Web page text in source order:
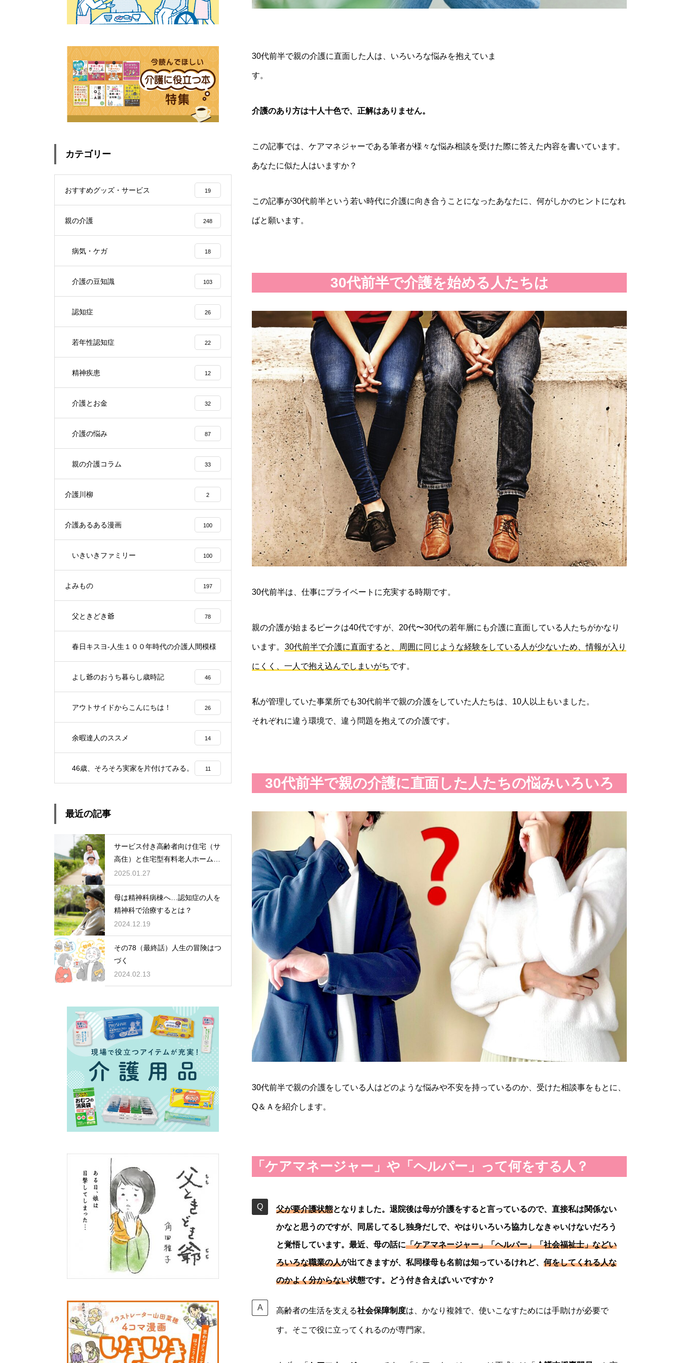
30代前半で親の介護に直面した人は、いろいろな悩みを抱えていま
す。
介護のあり方は十人十色で、正解はありません。
この記事では、ケアマネジャーである筆者が様々な悩み相談を受けた際に答えた内容を書いています。
あなたに似た人はいますか？
この記事が30代前半という若い時代に介護に向き合うことになったあなたに、何がしかのヒントになれ
ばと願います。
30代前半で介護を始める人たちは
30代前半は、仕事にプライベートに充実する時期です。
親の介護が始まるピークは40代ですが、20代〜30代の若年層にも介護に直面している人たちがかなり
います。 30代前半で介護に直面すると、周囲に同じような経験をしている人が少ないため、情報が入り
にくく、一人で抱え込んでしまいがち です。
私が管理していた事業所でも30代前半で親の介護をしていた人たちは、10人以上もいました。
それぞれに違う環境で、違う問題を抱えての介護です。
30代前半で親の介護に直面した人たちの悩みいろいろ
30代前半で親の介護をしている人はどのような悩みや不安を持っているのか、受けた相談事をもとに、
Q＆Ａを紹介します。
「ケアマネージャー」や「ヘルパー」って何をする人？
父が要介護状態となりました。退院後は母が介護をすると言っているので、直接私は関係ない
かなと思うのですが、同居してるし独身だしで、やはりいろいろ協力しなきゃいけないだろう
と覚悟しています。最近、母の話に「ケアマネージャー」「ヘルパー」「社会福祉士」などい
ろいろな職業の人が出てきますが、私同様母も名前は知っているけれど、 何をしてくれる人な
のかよく分からない状態です。どう付き合えばいいですか？
高齢者の生活を支える社会保障制度は、かなり複雑で、使いこなすためには手助けが必要で
す。そこで役に立ってくれるのが専門家。
カテゴリー
おすすめグッズ・サービス 19
親の介護 248
病気・ケガ 18
介護の豆知識 103
認知症 26
若年性認知症 22
精神疾患 12
介護とお金 32
介護の悩み 87
親の介護コラム 33
介護川柳 2
介護あるある漫画 100
いきいきファミリー 100
よみもの 197
父ときどき爺 78
春日キスヨ-人生１００年時代の介護人間模様
よし爺のおうち暮らし歳時記 46
アウトサイドからこんにちは！ 26
余暇達人のススメ 14
46歳、そろそろ実家を片付けてみる。 11
最近の記事
サービス付き高齢者向け住宅（サ
高住）と住宅型有料老人ホーム：
どちらを選ぶ？
2025.01.27
母は精神科病棟へ…認知症の人を
精神科で治療するとは？
2024.12.19
その78（最終話）人生の冒険はつ
づく
2024.02.13